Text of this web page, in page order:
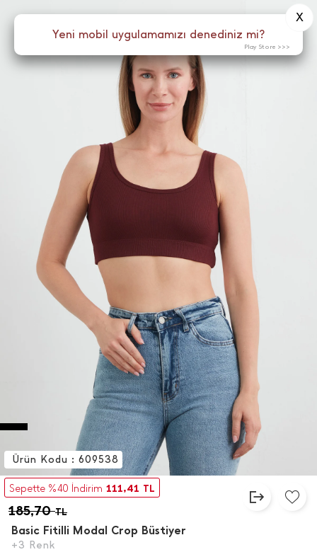
Menü
Sepette %40 İndirim 111,41 TL
185,70TL
Basic Fitilli Modal Crop Büstiyer
+3 Renk
Ürün Kodu : 609538
Yeni mobil uygulamamızı denediniz mi?
X
Play Store >>>